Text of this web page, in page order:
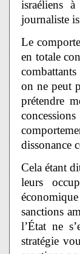
israéliens
journaliste
Le
en totale
on ne peut
prétendre
dissonance
Cela étant
leurs
sanctions
l’État ne
stratégie